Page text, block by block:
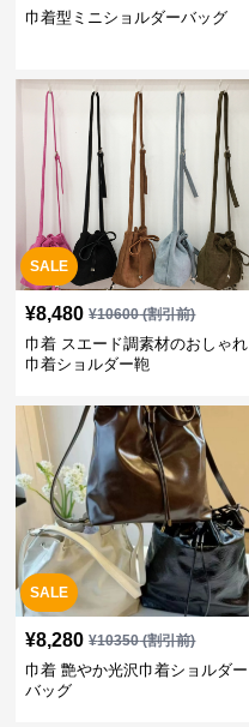
巾着型ミニショルダーバッグ
SALE
¥8,480 ¥10600(割引前)
巾着 スエード調素材のおしゃれ
巾着ショルダー鞄
SALE
¥8,280 ¥10350(割引前)
巾着 艶やか光沢巾着ショルダー
バッグ